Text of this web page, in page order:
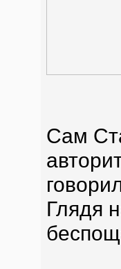
Сам
Глядя